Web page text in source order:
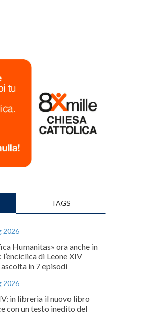
TAGS
2026
Humanitas» ora anche in
di Leone XIV
ascolta in 7 episodi
2026
in libreria il nuovo libro
con un testo inedito del